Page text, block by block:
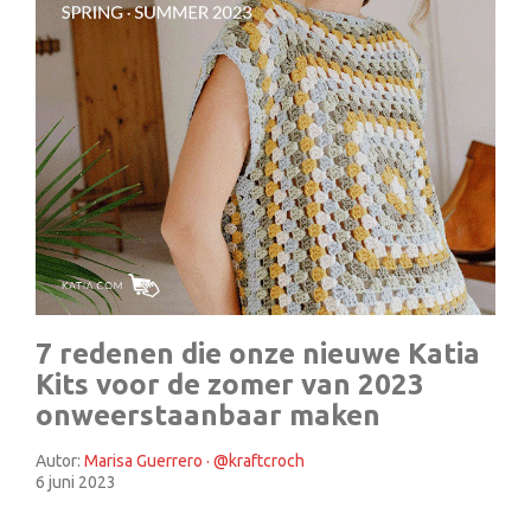
7 redenen die onze nieuwe Katia
Kits voor de zomer van 2023
onweerstaanbaar maken
Autor: Marisa Guerrero · @kraftcroch
6 juni 2023